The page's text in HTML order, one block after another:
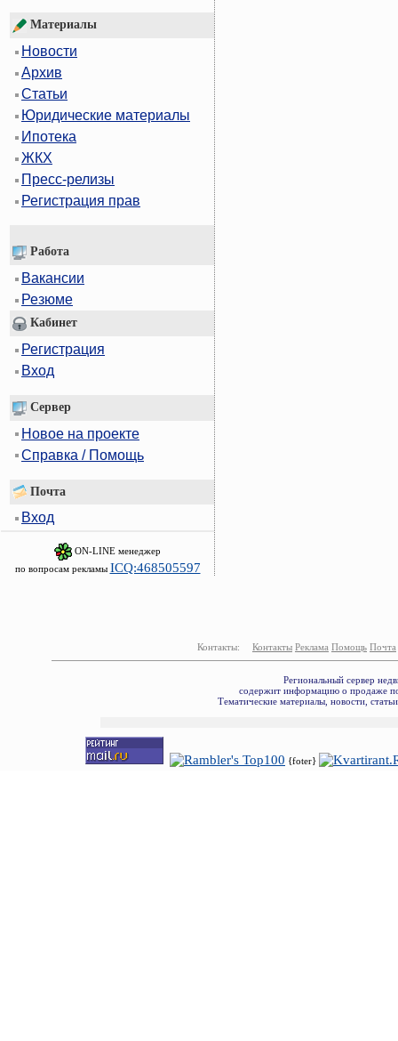
Материалы
Новости
Архив
Статьи
Юридические материалы
Ипотека
ЖКХ
Пресс-релизы
Регистрация прав
Работа
Вакансии
Резюме
Кабинет
Регистрация
Вход
Сервер
Новое на проекте
Справка / Помощь
Почта
Вход
ON-LINE менеджер
по вопросам рекламы ICQ:468505597
Контакты: Контакты Реклама Помощь Почта
Региональный сервер
содержит информацию о продаже
Тематические материалы, новости,
{foter}